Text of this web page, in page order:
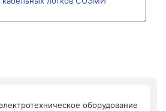
оборудование